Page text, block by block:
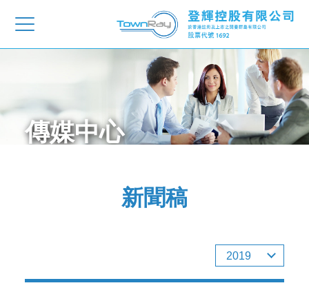
傳媒中心
新聞稿
2019